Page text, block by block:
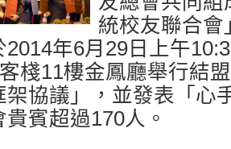
統校友聯合會
2014年6月29日上午
棧11樓金鳳廳舉行結
架協議」，並發表「心
賓超過170人。